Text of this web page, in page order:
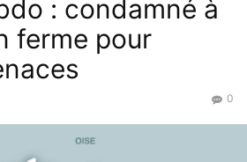
: condamné à
ferme pour
0